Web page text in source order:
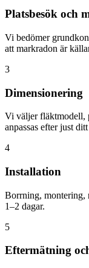
Platsbesök och
Vi bedömer
att markradon är
3
Dimensionering
Vi väljer fläktmodell,
anpassas efter just
4
Installation
Borrning, montering,
1–2 dagar.
5
Eftermätning